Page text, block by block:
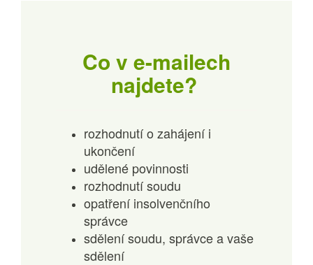
Co v e-mailech
najdete?
rozhodnutí o zahájení i
ukončení
udělené povinnosti
rozhodnutí soudu
opatření insolvenčního
správce
sdělení soudu, správce a vaše
sdělení